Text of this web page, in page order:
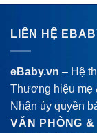
LIÊN HỆ
eBaby.vn – Hệ
Thương hiệu mẹ
Nhận ủy quyền
VĂN PHÒNG